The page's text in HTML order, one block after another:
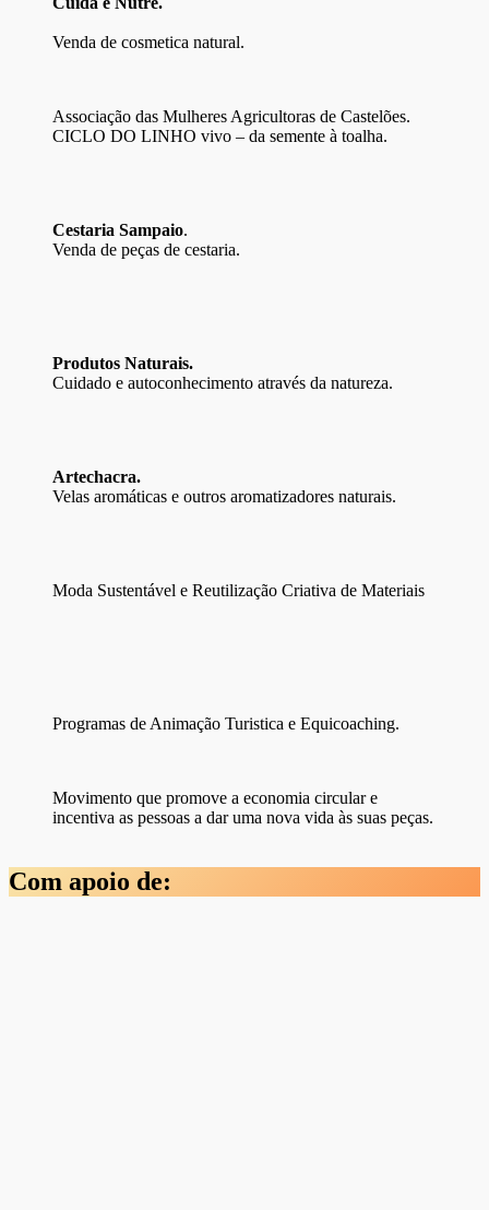
Venda de cosmetica natural.
Associação das Mulheres Agricultoras de Castelões.
CICLO DO LINHO vivo – da semente à toalha.
Cestaria Sampaio.
Venda de peças de cestaria.
Produtos Naturais.
Cuidado e autoconhecimento através da natureza.
Artechacra.
Velas aromáticas e outros aromatizadores naturais.
Moda Sustentável e Reutilização Criativa de Materiais
Programas de Animação Turistica e Equicoaching.
Movimento que promove a economia circular e
incentiva as pessoas a dar uma nova vida às suas peças.
Com apoio de: